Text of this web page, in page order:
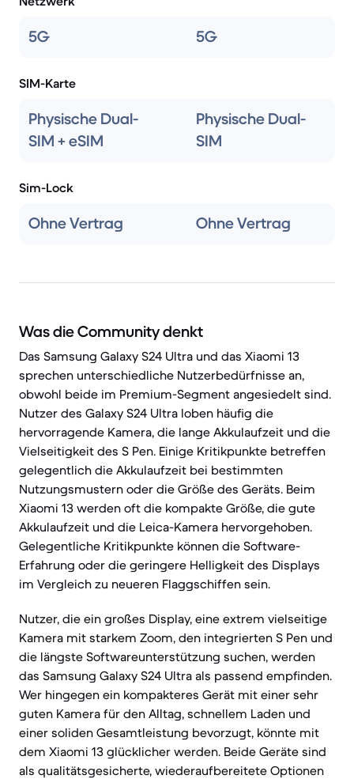
5G 5G
SIM-Karte
Physische Dual-
SIM + eSIM
Physische Dual-
SIM
Sim-Lock
Ohne Vertrag Ohne Vertrag
Was die Community denkt
Das Samsung Galaxy S24 Ultra und das Xiaomi 13
sprechen unterschiedliche Nutzerbedürfnisse an,
obwohl beide im Premium-Segment angesiedelt sind.
Nutzer des Galaxy S24 Ultra loben häufig die
hervorragende Kamera, die lange Akkulaufzeit und die
Vielseitigkeit des S Pen. Einige Kritikpunkte betreffen
gelegentlich die Akkulaufzeit bei bestimmten
Nutzungsmustern oder die Größe des Geräts. Beim
Xiaomi 13 werden oft die kompakte Größe, die gute
Akkulaufzeit und die Leica-Kamera hervorgehoben.
Gelegentliche Kritikpunkte können die Software-
Erfahrung oder die geringere Helligkeit des Displays
im Vergleich zu neueren Flaggschiffen sein.
Nutzer, die ein großes Display, eine extrem vielseitige
Kamera mit starkem Zoom, den integrierten S Pen und
die längste Softwareunterstützung suchen, werden
das Samsung Galaxy S24 Ultra als passend empfinden.
Wer hingegen ein kompakteres Gerät mit einer sehr
guten Kamera für den Alltag, schnellem Laden und
einer soliden Gesamtleistung bevorzugt, könnte mit
dem Xiaomi 13 glücklicher werden. Beide Geräte sind
als qualitätsgesicherte, wiederaufbereitete Optionen